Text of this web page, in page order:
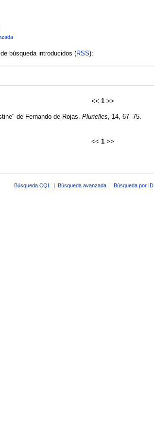
búsqueda introducidos (RSS):
<< 1>>
de Fernando de Rojas. Plurielles , 14, 67–75.
<< 1>>
Búsqueda CQL | Búsqueda avanzada | Búsqueda por ID